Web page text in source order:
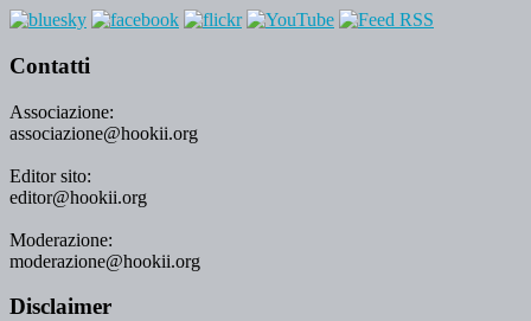
Contatti
Associazione:
associazione@hookii.org
Editor sito:
editor@hookii.org
Moderazione:
moderazione@hookii.org
Disclaimer